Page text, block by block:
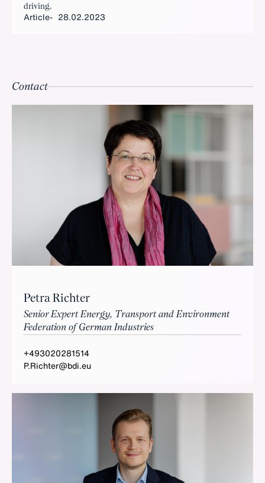
driving.
Article 28.02.2023
Contact
Petra Richter
Senior Expert Energy, Transport and Environment
Federation of German Industries
+493020281514
P.Richter@bdi.eu